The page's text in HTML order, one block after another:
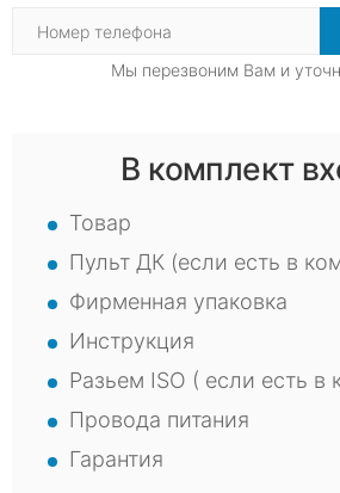
Мы перезвоним Вам и
В комплект
Товар
Пульт ДК (если есть в
Фирменная упаковка
Инструкция
Разьем ISO ( если есть в
Провода питания
Гарантия